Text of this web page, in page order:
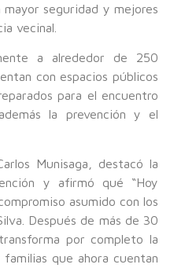
seguridad y mejores
vecinal.
a alrededor de 250
con espacios públicos
para el encuentro
la prevención y el
Munisaga, destacó la
y afirmó qué “Hoy
asumido con los
Después de más de 30
por completo la
que ahora cuentan